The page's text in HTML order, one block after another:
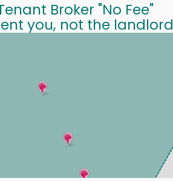
Broker "No Fee"
you, not the landlord